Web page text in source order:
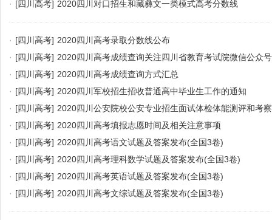
· [四川高考] 2020四川对口招生和藏彝文一类模式高考分数线
· [四川高考] 2020四川高考录取分数线公布
· [四川高考] 2020四川高考成绩查询关注四川省教育考试院微信公众号
· [四川高考] 2020四川高考成绩查询方式汇总
· [四川高考] 2020四川军校招生招收普通高中毕业生工作的通知
· [四川高考] 2020四川公安院校公安专业招生面试体检体能测评和考
· [四川高考] 2020四川高考填报志愿时间及相关注意事项
· [四川高考] 2020四川高考语文试题及答案发布(全国3卷)
· [四川高考] 2020四川高考理科数学试题及答案发布(全国3卷)
· [四川高考] 2020四川高考英语试题及答案发布(全国3卷)
· [四川高考] 2020四川高考文综试题及答案发布(全国3卷)